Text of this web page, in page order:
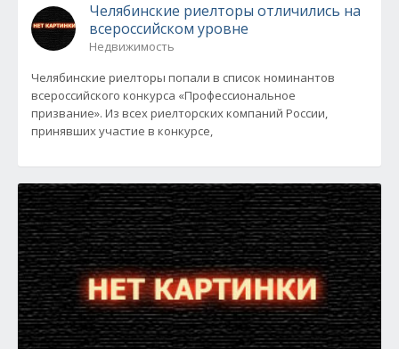
Челябинские риелторы отличились на
всероссийском уровне
Недвижимость
Челябинские риелторы попали в список номинантов
всероссийского конкурса «Профессиональное
призвание». Из всех риелторских компаний России,
принявших участие в конкурсе,